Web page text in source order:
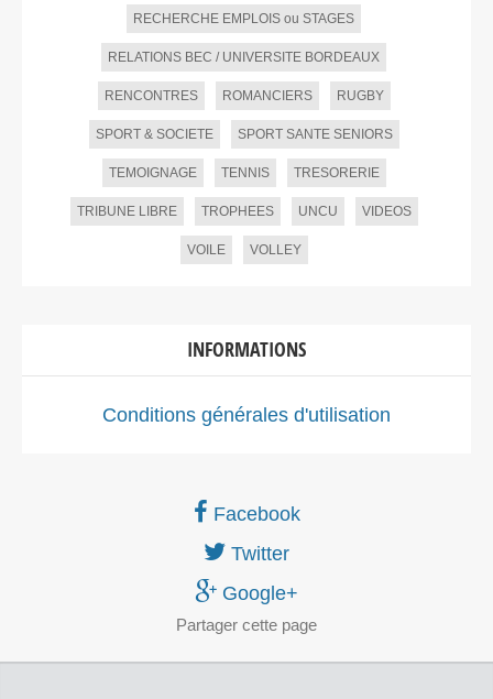
RECHERCHE EMPLOIS ou STAGES
RELATIONS BEC / UNIVERSITE BORDEAUX
RENCONTRES ROMANCIERS RUGBY
SPORT & SOCIETE SPORT SANTE SENIORS
TEMOIGNAGE TENNIS TRESORERIE
TRIBUNE LIBRE TROPHEES UNCU VIDEOS
VOILE VOLLEY
INFORMATIONS
Conditions générales d'utilisation
Facebook
Twitter
Google+
Partager cette page